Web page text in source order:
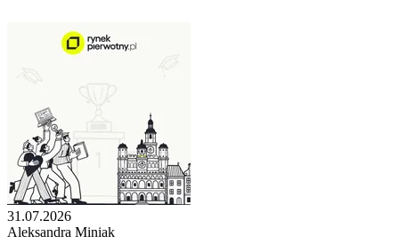
31.07.2026
Aleksandra Miniak